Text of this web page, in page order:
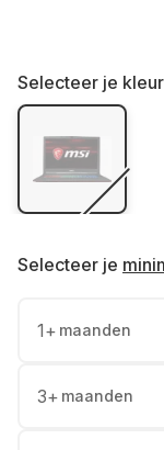
Selecteer je
Selecteer je
1+ maanden
3+ maanden